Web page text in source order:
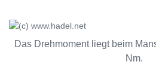
Das Drehmoment liegt beim
Nm.